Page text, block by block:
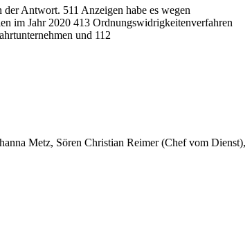
Antwort. 511 Anzeigen habe es wegen
im Jahr 2020 413 Ordnungswidrigkeitenverfahren
und 112
Metz, Sören Christian Reimer (Chef vom Dienst),